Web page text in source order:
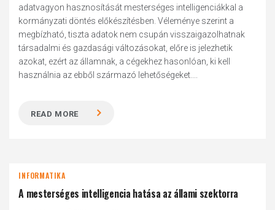
adatvagyon hasznosítását mesterséges intelligenciákkal a
kormányzati döntés előkészítésben. Véleménye szerint a
megbízható, tiszta adatok nem csupán visszaigazolhatnak
társadalmi és gazdasági változásokat, előre is jelezhetik
azokat, ezért az államnak, a cégekhez hasonlóan, ki kell
használnia az ebből származó lehetőségeket....
READ MORE
INFORMATIKA
A mesterséges intelligencia hatása az állami szektorra